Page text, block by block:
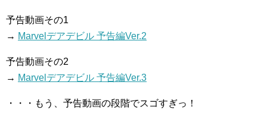
予告動画その1
→ Marvelデアデビル 予告編Ver.2
予告動画その2
→ Marvelデアデビル 予告編Ver.3
・・・もう、予告動画の段階でスゴすぎっ！